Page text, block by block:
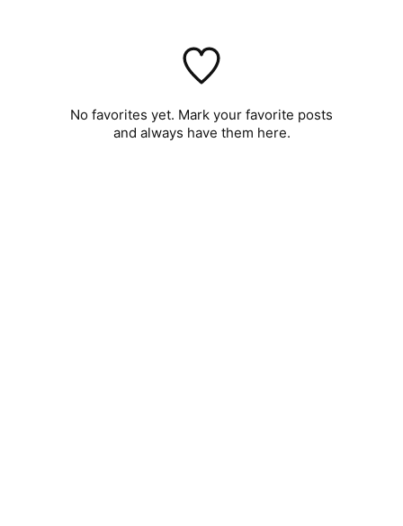
No favorites yet. Mark your favorite posts
and always have them here.